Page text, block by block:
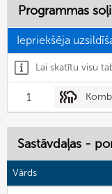
Programmas soļi
Iepriekšēja
Lai skatītu visu
1
Sastāvdaļas -
Vārds